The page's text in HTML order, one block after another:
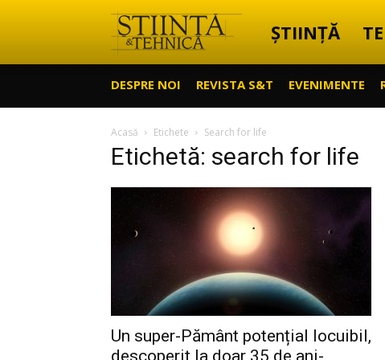
Știință
Tehnică
ȘTIINȚĂ
DESPRE NOI REVISTA S&T EVENIMENTE
Acasă Etichete Search for life
Etichetă: search for life
Un super-Pământ potențial locuibil,
descoperit la doar 35 de ani-